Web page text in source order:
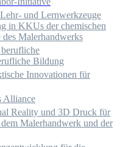
und Lernwerkzeuge
in KKUs der chemischen
Malerhandwerks
Bildung
Innovationen für
Alliance
Reality und 3D Druck für
Malerhandwerk und der